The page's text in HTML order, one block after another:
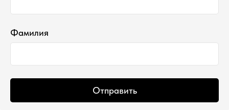
Фамилия
Отправить